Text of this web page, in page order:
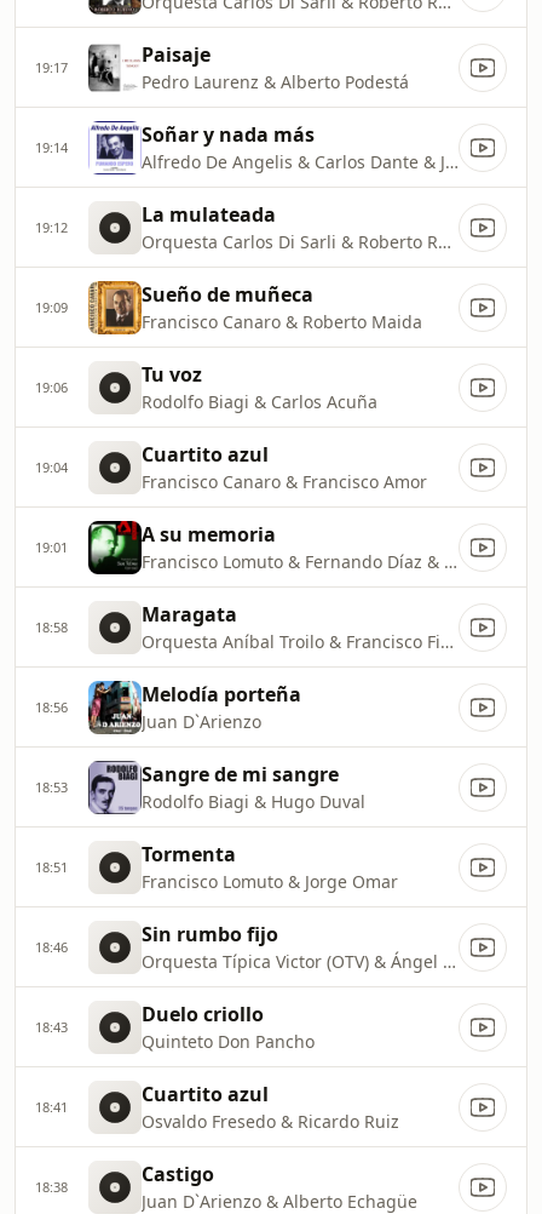
19:17 Paisaje
Pedro Laurenz & Alberto Podestá
19:14 Soñar y nada más
Alfredo De Angelis & Carlos Dante & Julio Martel
19:12 La mulateada
Orquesta Carlos Di Sarli & Roberto Rufino
19:09 Sueño de muñeca
Francisco Canaro & Roberto Maida
19:06 Tu voz
Rodolfo Biagi & Carlos Acuña
19:04 Cuartito azul
Francisco Canaro & Francisco Amor
19:01 A su memoria
Francisco Lomuto & Fernando Díaz & Alberto Acuña
18:58 Maragata
Orquesta Aníbal Troilo & Francisco Fiorentino
18:56 Melodía porteña
Juan D`Arienzo
18:53 Sangre de mi sangre
Rodolfo Biagi & Hugo Duval
18:51 Tormenta
Francisco Lomuto & Jorge Omar
18:46 Sin rumbo fijo
Orquesta Típica Victor (OTV) & Ángel Vargas
18:43 Duelo criollo
Quinteto Don Pancho
18:41 Cuartito azul
Osvaldo Fresedo & Ricardo Ruiz
18:38 Castigo
Juan D`Arienzo & Alberto Echagüe